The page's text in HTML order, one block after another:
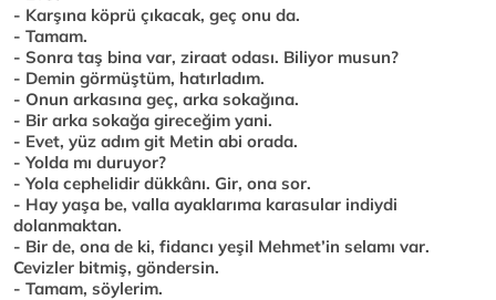
- Karşına köprü çıkacak, geç onu da.
- Tamam.
- Sonra taş bina var, ziraat odası. Biliyor musun?
- Demin görmüştüm, hatırladım.
- Onun arkasına geç, arka sokağına.
- Bir arka sokağa gireceğim yani.
- Evet, yüz adım git Metin abi orada.
- Yolda mı duruyor?
- Yola cephelidir dükkânı. Gir, ona sor.
- Hay yaşa be, valla ayaklarıma karasular indiydi
dolanmaktan.
- Bir de, ona de ki, fidancı yeşil Mehmet’in selamı var.
Cevizler bitmiş, göndersin.
- Tamam, söylerim.